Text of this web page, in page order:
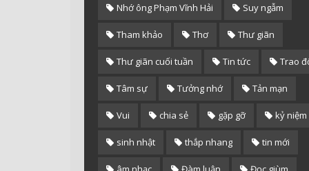
Nhớ ông Phạm Vĩnh Hải Suy ngẫm
Tham khảo Thơ Thư giãn
Thư giãn cuối tuần Tin tức Trao
Tâm sự Tưởng nhớ Tản mạn
Vui chia sẻ gặp gỡ kỷ niệm
sinh nhật thắp nhang tin mới